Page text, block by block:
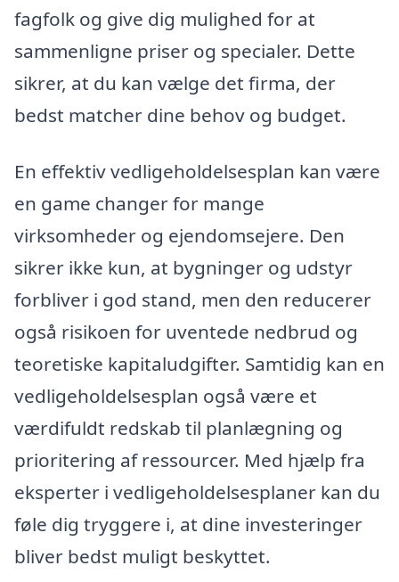
fagfolk og give dig mulighed for at
sammenligne priser og specialer. Dette
sikrer, at du kan vælge det firma, der
bedst matcher dine behov og budget.
En effektiv vedligeholdelsesplan kan være
en game changer for mange
virksomheder og ejendomsejere. Den
sikrer ikke kun, at bygninger og udstyr
forbliver i god stand, men den reducerer
også risikoen for uventede nedbrud og
teoretiske kapitaludgifter. Samtidig kan en
vedligeholdelsesplan også være et
værdifuldt redskab til planlægning og
prioritering af ressourcer. Med hjælp fra
eksperter i vedligeholdelsesplaner kan du
føle dig tryggere i, at dine investeringer
bliver bedst muligt beskyttet.